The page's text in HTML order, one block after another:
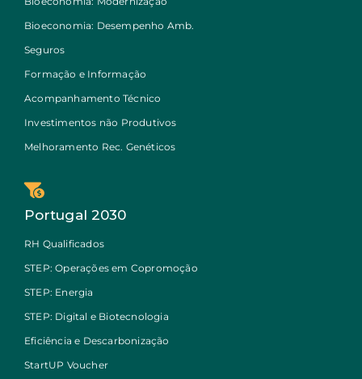
Bioeconomia: Desempenho Amb.
Seguros
Formação e Informação
Acompanhamento Técnico
Investimentos não Produtivos
Melhoramento Rec. Genéticos
Portugal 2030
RH Qualificados
STEP: Operações em Copromoção
STEP: Energia
STEP: Digital e Biotecnologia
Eficiência e Descarbonização
StartUP Voucher